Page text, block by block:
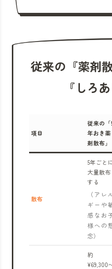
従来の『薬剤
『しろ
項目
従来の「
年おき薬
剤散布」
散布
5年ごとに
大量散布
する
（アレ
ギーや
感なお
様への
念）
約
¥69,300